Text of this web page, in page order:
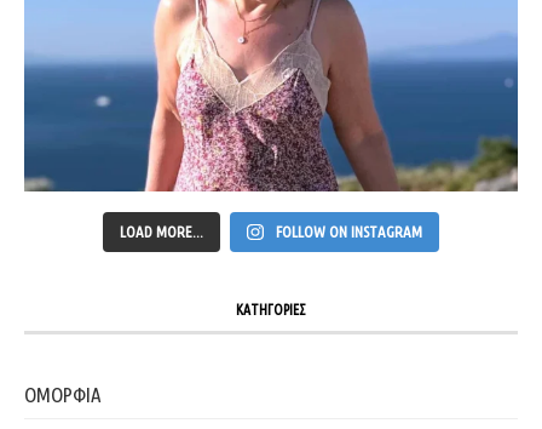
LOAD MORE... FOLLOW ON INSTAGRAM
ΚΑΤΗΓΟΡΙΕΣ
ΟΜΟΡΦΙΑ